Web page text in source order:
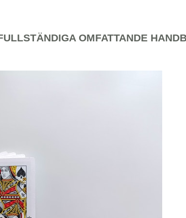
OMFATTANDE